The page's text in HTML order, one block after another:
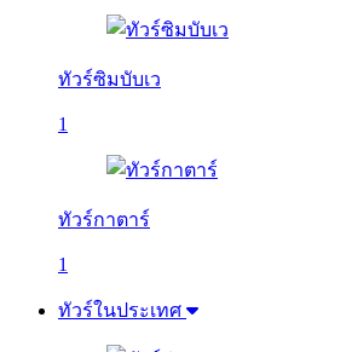
ทัวร์ซิมบับเว
1
ทัวร์กาตาร์
1
ทัวร์ในประเทศ